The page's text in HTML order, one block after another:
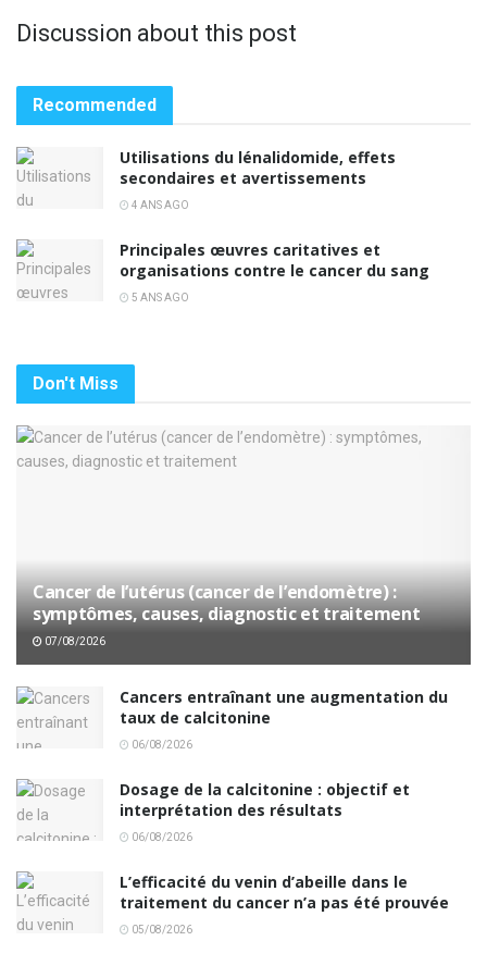
Discussion about this post
Recommended
Utilisations du lénalidomide, effets
secondaires et avertissements
4 ANS AGO
Principales œuvres caritatives et
organisations contre le cancer du sang
5 ANS AGO
Don't Miss
Cancer de l’utérus (cancer de l’endomètre) :
symptômes, causes, diagnostic et traitement
07/08/2026
Cancers entraînant une augmentation du
taux de calcitonine
06/08/2026
Dosage de la calcitonine : objectif et
interprétation des résultats
06/08/2026
L’efficacité du venin d’abeille dans le
traitement du cancer n’a pas été prouvée
05/08/2026